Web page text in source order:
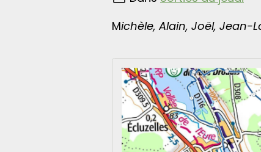
Michèle, Alain, Joël, Jean-